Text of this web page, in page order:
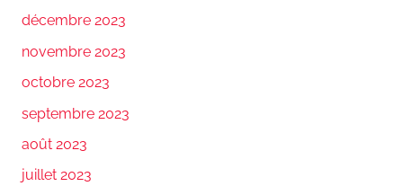
décembre 2023
novembre 2023
octobre 2023
septembre 2023
août 2023
juillet 2023